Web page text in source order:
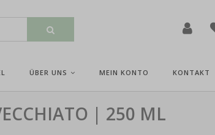
ÜBER UNS MEIN KONTO KONTAKT
| 250 ML